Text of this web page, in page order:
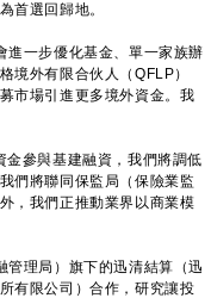
首選回歸地。
進一步優化基金、單一家族辦
境外有限合伙人（QFLP）
市場引進更多境外資金。我
金參與基建融資，我們將調低
們將聯同保監局（保險業監
，我們正推動業界以商業模
管理局）旗下的迅清結算（迅
有限公司）合作，研究讓投